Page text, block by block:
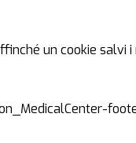
un cookie salvi